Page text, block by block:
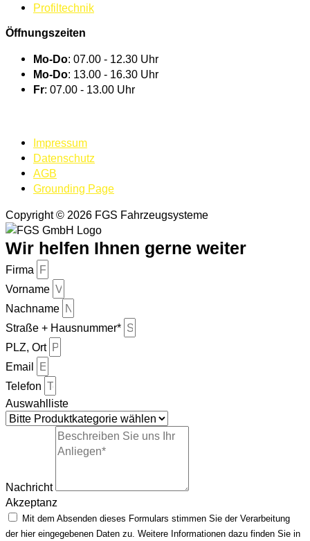
Profiltechnik
Öffnungszeiten
Mo-Do: 07.00 - 12.30 Uhr
Mo-Do: 13.00 - 16.30 Uhr
Fr: 07.00 - 13.00 Uhr
Impressum
Datenschutz
AGB
Grounding Page
Copyright © 2026 FGS Fahrzeugsysteme
Wir helfen Ihnen gerne weiter
Firma
Vorname
Nachname
Straße + Hausnummer*
PLZ, Ort
Email
Telefon
Auswahlliste
Nachricht
Akzeptanz
Mit dem Absenden dieses Formulars stimmen Sie der Verarbeitung
der hier eingegebenen Daten zu. Weitere Informationen dazu finden Sie in